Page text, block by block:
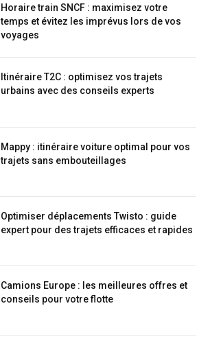
Horaire train SNCF : maximisez votre
temps et évitez les imprévus lors de vos
voyages
Itinéraire T2C : optimisez vos trajets
urbains avec des conseils experts
Mappy : itinéraire voiture optimal pour vos
trajets sans embouteillages
Optimiser déplacements Twisto : guide
expert pour des trajets efficaces et rapides
Camions Europe : les meilleures offres et
conseils pour votre flotte